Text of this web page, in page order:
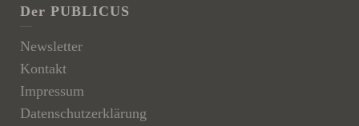
Der PUBLICUS
Newsletter
Kontakt
Impressum
Datenschutzerklärung